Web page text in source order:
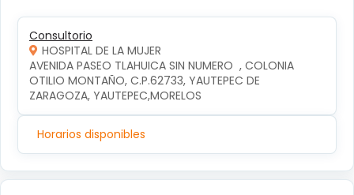
Consultorio
HOSPITAL DE LA MUJER
AVENIDA PASEO TLAHUICA SIN NUMERO  , COLONIA
OTILIO MONTAÑO, C.P.62733, YAUTEPEC DE
ZARAGOZA, YAUTEPEC,MORELOS
Horarios disponibles